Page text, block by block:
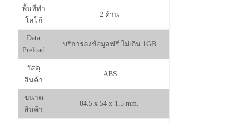
พื้นที่ทำ
โลโก้
2 ด้าน
Data
Preload
บริการลงข้อมูลฟรี ไม่เกิน 1GB
วัสดุ
สินค้า
ABS
ขนาด
สินค้า
84.5 x 54 x 1.5 mm.